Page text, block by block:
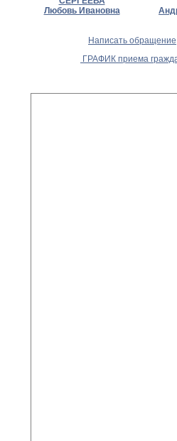
Любовь Ивановна
Написать обращение
ГРАФИК приема